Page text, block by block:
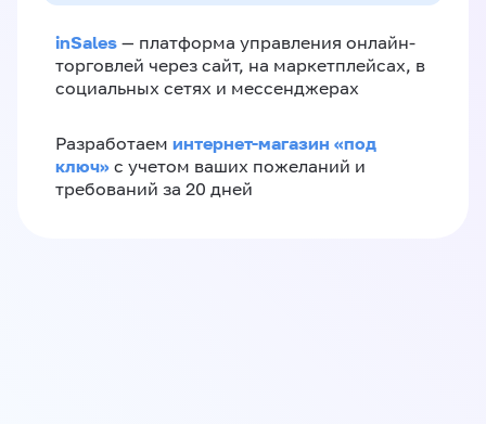
inSales — платформа управления онлайн-
торговлей через сайт, на маркетплейсах, в
социальных сетях и мессенджерах
Разработаем интернет-магазин «‎под
ключ»‎ с учетом ваших пожеланий и
требований за 20 дней